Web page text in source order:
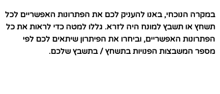
במקרה הנוכחי, באנו להעניק לכם את הפתרונות האפשריים לכל
תשחץ או תשבץ למונח היה לזרא. גללו למטה כדי לראות את כל
הפתרונות האפשריים, וביחרו את הפיתרון שיתאים לכם לפי
מספר המשבצות הפנויות בתשחץ / בתשבץ שלכם.